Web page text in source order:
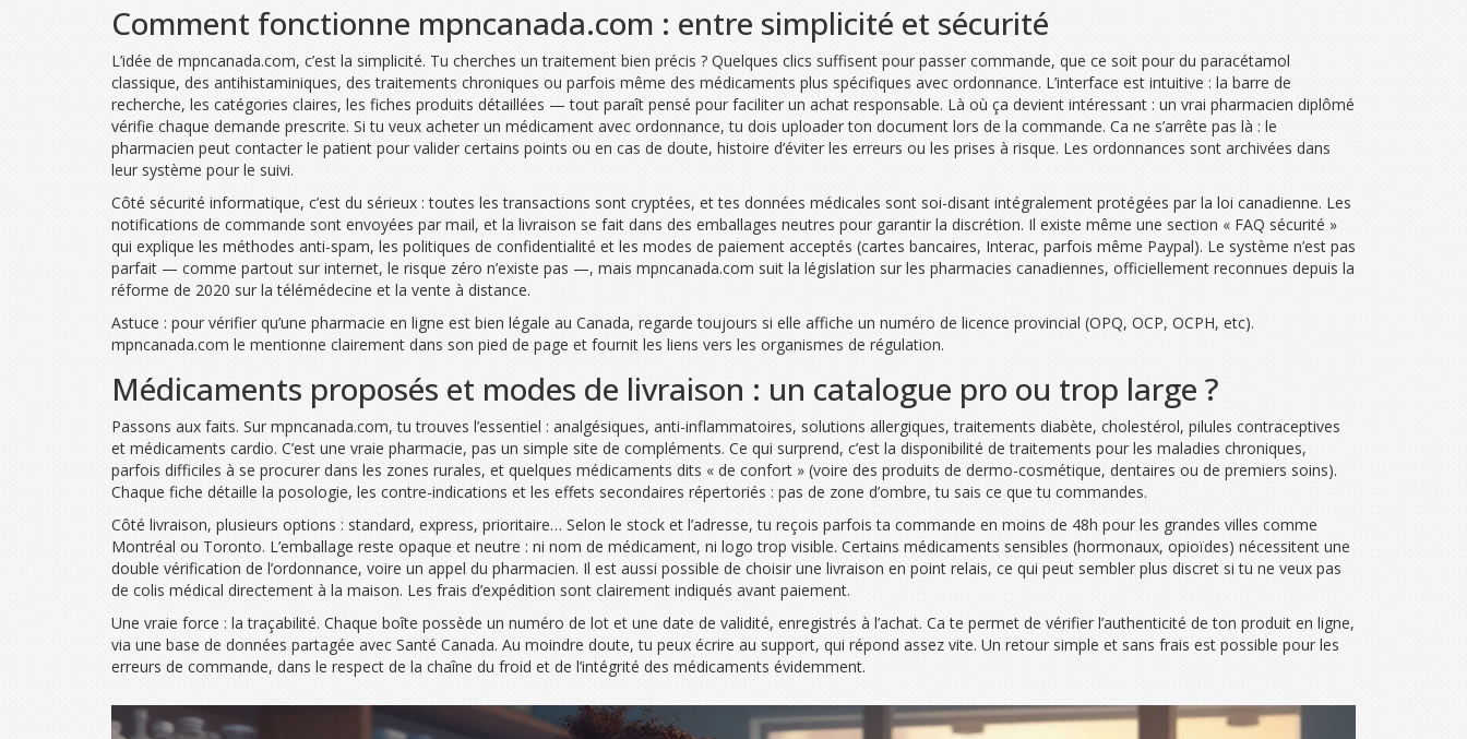
Comment fonctionne mpncanada.com : entre simplicité et sécurité
L’idée de mpncanada.com, c’est la simplicité. Tu cherches un traitement bien précis ? Quelques clics suffisent pour passer commande, que ce soit pour du paracétamol
classique, des antihistaminiques, des traitements chroniques ou parfois même des médicaments plus spécifiques avec ordonnance. L’interface est intuitive : la barre de
recherche, les catégories claires, les fiches produits détaillées — tout paraît pensé pour faciliter un achat responsable. Là où ça devient intéressant : un vrai pharmacien diplômé
vérifie chaque demande prescrite. Si tu veux acheter un médicament avec ordonnance, tu dois uploader ton document lors de la commande. Ca ne s’arrête pas là : le
pharmacien peut contacter le patient pour valider certains points ou en cas de doute, histoire d’éviter les erreurs ou les prises à risque. Les ordonnances sont archivées dans
leur système pour le suivi.
Côté sécurité informatique, c’est du sérieux : toutes les transactions sont cryptées, et tes données médicales sont soi-disant intégralement protégées par la loi canadienne. Les
notifications de commande sont envoyées par mail, et la livraison se fait dans des emballages neutres pour garantir la discrétion. Il existe même une section « FAQ sécurité »
qui explique les méthodes anti-spam, les politiques de confidentialité et les modes de paiement acceptés (cartes bancaires, Interac, parfois même Paypal). Le système n’est pas
parfait — comme partout sur internet, le risque zéro n’existe pas —, mais mpncanada.com suit la législation sur les pharmacies canadiennes, officiellement reconnues depuis la
réforme de 2020 sur la télémédecine et la vente à distance.
Astuce : pour vérifier qu’une pharmacie en ligne est bien légale au Canada, regarde toujours si elle affiche un numéro de licence provincial (OPQ, OCP, OCPH, etc).
mpncanada.com le mentionne clairement dans son pied de page et fournit les liens vers les organismes de régulation.
Médicaments proposés et modes de livraison : un catalogue pro ou trop large ?
Passons aux faits. Sur mpncanada.com, tu trouves l’essentiel : analgésiques, anti-inflammatoires, solutions allergiques, traitements diabète, cholestérol, pilules contraceptives
et médicaments cardio. C’est une vraie pharmacie, pas un simple site de compléments. Ce qui surprend, c’est la disponibilité de traitements pour les maladies chroniques,
parfois difficiles à se procurer dans les zones rurales, et quelques médicaments dits « de confort » (voire des produits de dermo-cosmétique, dentaires ou de premiers soins).
Chaque fiche détaille la posologie, les contre-indications et les effets secondaires répertoriés : pas de zone d’ombre, tu sais ce que tu commandes.
Côté livraison, plusieurs options : standard, express, prioritaire… Selon le stock et l’adresse, tu reçois parfois ta commande en moins de 48h pour les grandes villes comme
Montréal ou Toronto. L’emballage reste opaque et neutre : ni nom de médicament, ni logo trop visible. Certains médicaments sensibles (hormonaux, opioïdes) nécessitent une
double vérification de l’ordonnance, voire un appel du pharmacien. Il est aussi possible de choisir une livraison en point relais, ce qui peut sembler plus discret si tu ne veux pas
de colis médical directement à la maison. Les frais d’expédition sont clairement indiqués avant paiement.
Une vraie force : la traçabilité. Chaque boîte possède un numéro de lot et une date de validité, enregistrés à l’achat. Ca te permet de vérifier l’authenticité de ton produit en ligne,
via une base de données partagée avec Santé Canada. Au moindre doute, tu peux écrire au support, qui répond assez vite. Un retour simple et sans frais est possible pour les
erreurs de commande, dans le respect de la chaîne du froid et de l’intégrité des médicaments évidemment.